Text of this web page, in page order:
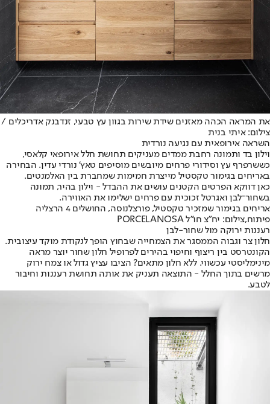
את המראה הכהה מאזנים שידת שירות בגוון עץ טבעי, זנדבנק אדריכלים /
צילום: איתי בנית
השראה אירופאית עם נגיעה נורדית
וילון בד ותמונה רחבת ממדים מעניקים תחושת חלל אירופאי קלאסי,
כששרפרף עץ וסידורי פרחים מיובשים מוסיפים טאץ’ נורדי עדין. הבחירה
באריחים בגימור טקסטיל מייצרת חמימות שמחברת בין האלמנטים.
כאן דווקא הפרטים הקטנים עושים את ההבדל - וילון בהיר, תמונה
בשחור־לבן ואגרטל זכוכית עם פרחים ישלימו את האווירה.
אריחים בגימור שמזכיר טקסטיל, פורצלנוסה, החושלים 4 הרצליה
פיתוח,צילום: יח"צ חו"ל PORCELANOSA
רעננות ירוקה מול שחור-לבן
חלון צר וגבוה הממסגר את הצמחייה שבחוץ הופך לנקודת מוקד עיצובית.
הקונטרסט בין ריצוף וחיפוי בהירים לפרופיל חלון שחור יוצר מראה
מינימליסטי עכשווי. ללא חלון מתאים? הציבו עציץ גדול או צמח ירוק
מרשים בתוך החלל - התוצאה תעניק את אותה תחושת רעננות וחיבור
לטבע.